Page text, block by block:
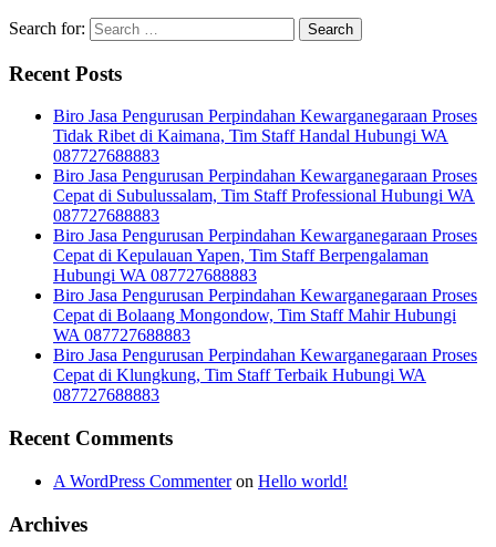
Search for:
Recent Posts
Biro Jasa Pengurusan Perpindahan Kewarganegaraan Proses
Tidak Ribet di Kaimana, Tim Staff Handal Hubungi WA
087727688883
Biro Jasa Pengurusan Perpindahan Kewarganegaraan Proses
Cepat di Subulussalam, Tim Staff Professional Hubungi WA
087727688883
Biro Jasa Pengurusan Perpindahan Kewarganegaraan Proses
Cepat di Kepulauan Yapen, Tim Staff Berpengalaman
Hubungi WA 087727688883
Biro Jasa Pengurusan Perpindahan Kewarganegaraan Proses
Cepat di Bolaang Mongondow, Tim Staff Mahir Hubungi
WA 087727688883
Biro Jasa Pengurusan Perpindahan Kewarganegaraan Proses
Cepat di Klungkung, Tim Staff Terbaik Hubungi WA
087727688883
Recent Comments
A WordPress Commenteron Hello world!
Archives